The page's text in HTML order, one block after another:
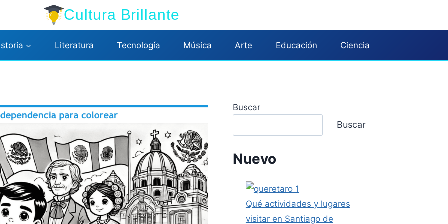
Cultura Brillante
Literatura Tecnología Música Arte Educación Ciencia
Buscar
Buscar
Nuevo
Qué actividades y lugares
visitar en Santiago de